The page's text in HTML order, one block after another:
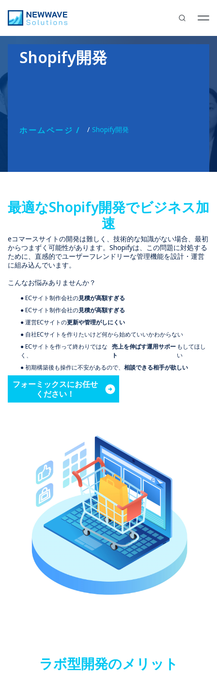
Shopify開発
ホームページ Shopify開発
最適なShopify開発でビジネス加
速
eコマースサイトの開発は難しく、技術的な知識がない場合、最初
からつまずく可能性があります。Shopifyは、この問題に対処する
ために、直感的でユーザーフレンドリーな管理機能を設計・運営
に組み込んでいます。
こんなお悩みありませんか？
● ECサイト制作会社の見積が高額すぎる
● ECサイト制作会社の見積が高額すぎる
● 運営ECサイトの更新や管理がしにくい
● 自社ECサイトを作りたいけど何から始めていいかわからない
● ECサイトを作って終わりではな
く、
売上を伸ばす運用サポー
ト
もしてほし
い
● 初期構築後も操作に不安があるので、 相談できる相手が欲しい
フォーミックスにお任せ
ください！
ラボ型開発のメリット